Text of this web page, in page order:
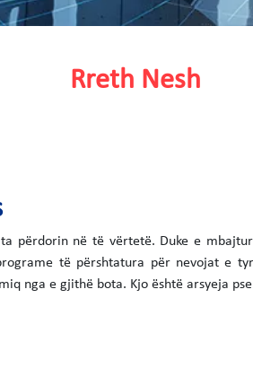
Rreth Nesh
përdorin në të vërtetë. Duke e
të përshtatura për nevojat e
nga e gjithë bota. Kjo është arsyeja